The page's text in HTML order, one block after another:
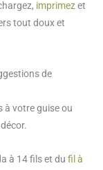
imprimezet
tout doux et
de
à votre guise ou
à 14 fils et du fil à